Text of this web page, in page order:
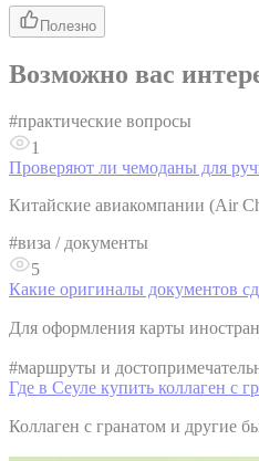
Полезно
Возможно вас
#практические вопросы
1
Проверяют ли чемоданы для
Китайские авиакомпании (Air
#виза / документы
5
Какие оригиналы документов
Для оформления карты
#маршруты и
Где в Сеуле купить коллаген с
Коллаген с гранатом и другие